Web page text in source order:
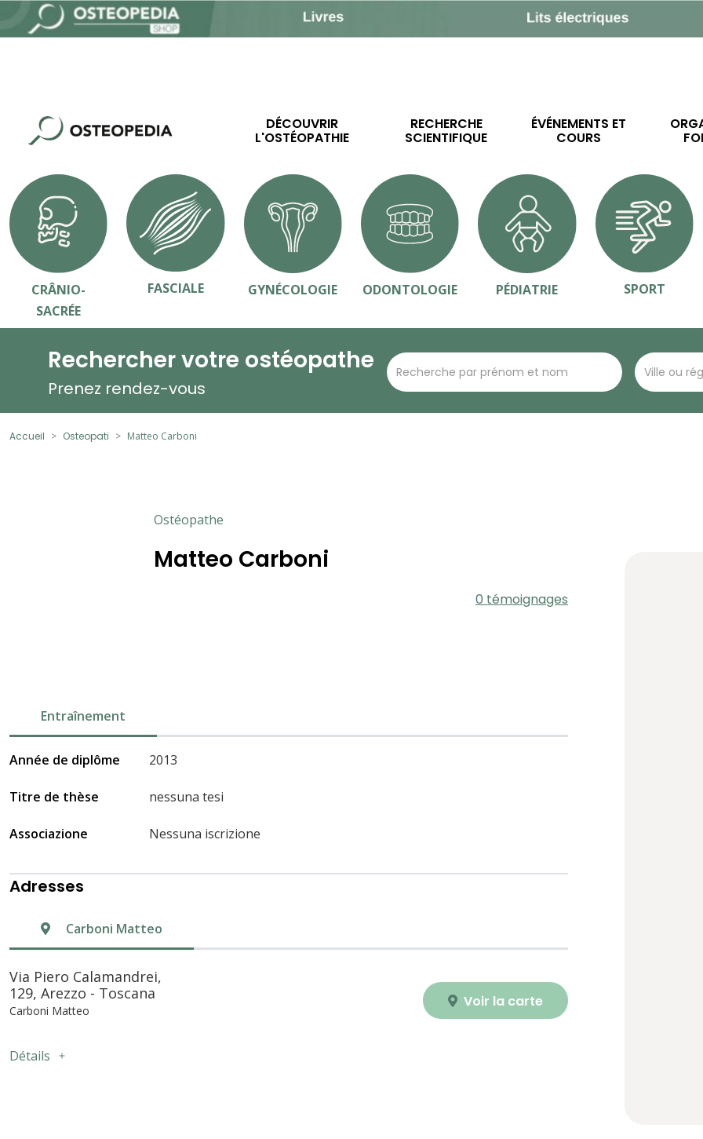
DÉCOUVRIR
L'OSTÉOPATHIE
RECHERCHE
SCIENTIFIQUE
ÉVÉNEMENTS ET
COURS
CRÂNIO-
SACRÉE
FASCIALE GYNÉCOLOGIE ODONTOLOGIE PÉDIATRIE SPORT
Rechercher votre ostéopathe
Prenez rendez-vous
Accueil Osteopati Matteo Carboni
Ostéopathe
Matteo Carboni
0 témoignages
Entraînement
Année de diplôme 2013
Titre de thèse nessuna tesi
Associazione Nessuna iscrizione
Adresses
Carboni Matteo
Via Piero Calamandrei,
129, Arezzo - Toscana
Carboni Matteo Voir la carte
Détails